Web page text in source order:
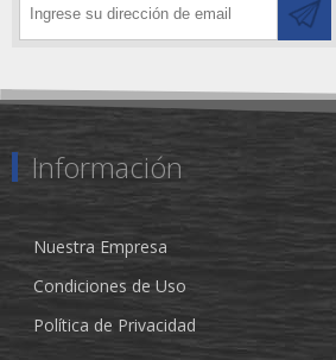
Información
Nuestra Empresa
Condiciones de Uso
Política de Privacidad